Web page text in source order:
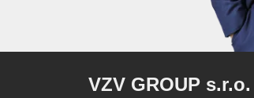
VZV GROUP s.r.o.